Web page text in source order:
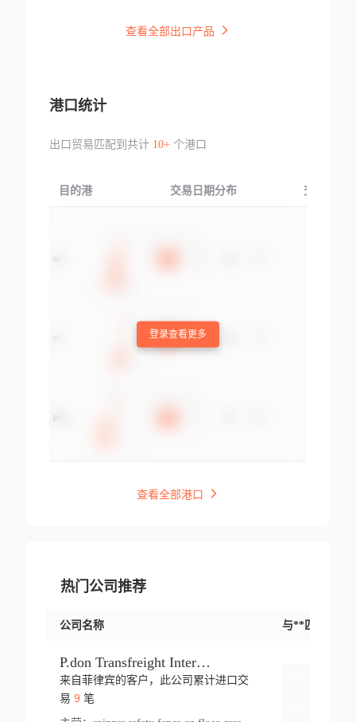
查看全部出口产品
港口统计
出口贸易匹配到共计 10+个港口
目的港 交易日期分布 交易产品
登录查看更多
查看全部港口
热门公司推荐
公司名称 与**匹配交易
P.don Transfreight International
来自菲律宾的客户，此公司累计进口交
易 9 笔